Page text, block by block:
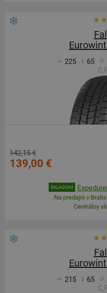
225 65
142,15 €
139,00 €
SKLADOM
Na predajni v
Centrálny
215 65